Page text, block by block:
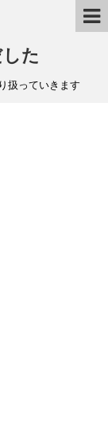
た
扱っていきます